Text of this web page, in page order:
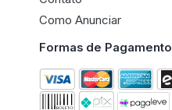
Como Anunciar
Formas de Pagamento